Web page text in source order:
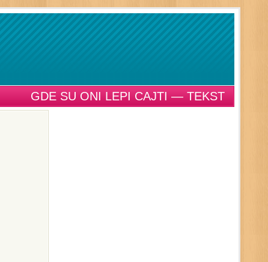
GDE SU ONI LEPI CAJTI — TEKST